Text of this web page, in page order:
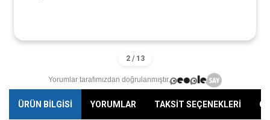
Yorumlar tarafımızdan doğrulanmıştır.
ÜRÜN BİLGİSİ YORUMLAR TAKSİT SEÇENEKLERİ